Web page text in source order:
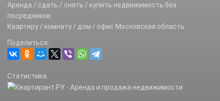
Аренда / сдать / снять / купить недвижимость без
посредников.
Квартиру / комнату / дом / офис Московская область
Поделиться:
Статистика: